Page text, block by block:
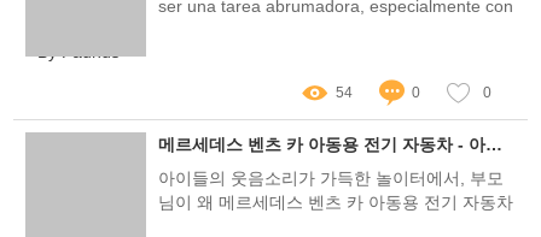
ser una tarea abrumadora, especialmente con
54 0 0
메르세데스 벤츠 카 아동용 전기 자동차 - 아이들을 위한 꿈의 드라이브!
아이들의 웃음소리가 가득한 놀이터에서, 부모
님이 왜 메르세데스 벤츠 카 아동용 전기 자동차